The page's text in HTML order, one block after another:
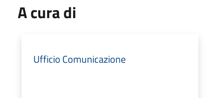
A cura di
Ufficio Comunicazione